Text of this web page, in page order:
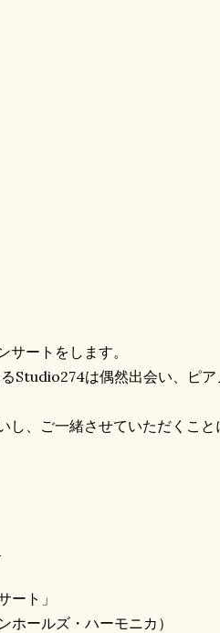
ートをします。
Studio274は偶然出会い、ピア
、ご一緒させていただくこと
ート」
ホールズ・ハーモニカ）